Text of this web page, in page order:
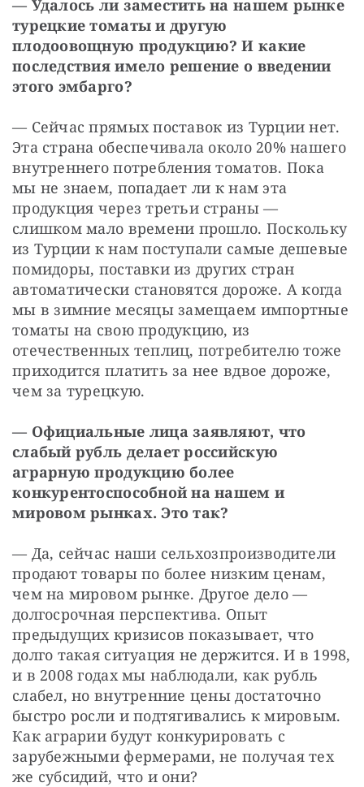
— Удалось ли заместить на нашем рынке
турецкие томаты и другую
плодоовощную продукцию? И какие
последствия имело решение о введении
этого эмбарго?
— Сейчас прямых поставок из Турции нет.
Эта страна обеспечивала около 20% нашего
внутреннего потребления томатов. Пока
мы не знаем, попадает ли к нам эта
продукция через третьи страны —
слишком мало времени прошло. Поскольку
из Турции к нам поступали самые дешевые
помидоры, поставки из других стран
автоматически становятся дороже. А когда
мы в зимние месяцы замещаем импортные
томаты на свою продукцию, из
отечественных теплиц, потребителю тоже
приходится платить за нее вдвое дороже,
чем за турецкую.
— Официальные лица заявляют, что
слабый рубль делает российскую
аграрную продукцию более
конкурентоспособной на нашем и
мировом рынках. Это так?
— Да, сейчас наши сельхозпроизводители
продают товары по более низким ценам,
чем на мировом рынке. Другое дело —
долгосрочная перспектива. Опыт
предыдущих кризисов показывает, что
долго такая ситуация не держится. И в 1998,
и в 2008 годах мы наблюдали, как рубль
слабел, но внутренние цены достаточно
быстро росли и подтягивались к мировым.
Как аграрии будут конкурировать с
зарубежными фермерами, не получая тех
же субсидий, что и они?